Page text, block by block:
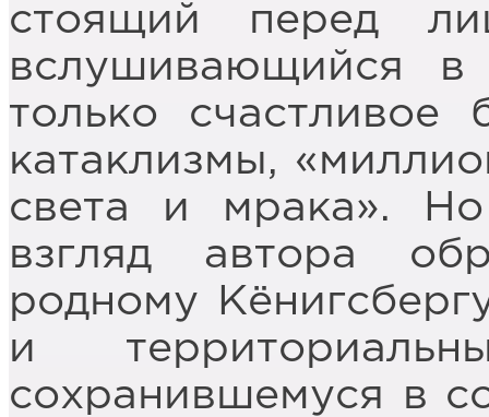
стоящий перед
вслушивающийся
только
катаклизмы,
света и мрака».
взгляд автора
родному
и
сохранившемуся в